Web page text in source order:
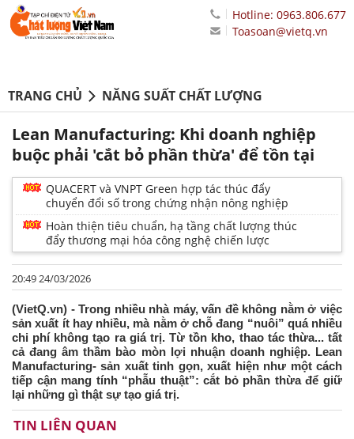
Hotline: 0963.806.677
Toasoan@vietq.vn
TRANG CHỦ NĂNG SUẤT CHẤT LƯỢNG
Lean Manufacturing: Khi doanh nghiệp
buộc phải 'cắt bỏ phần thừa' để tồn tại
QUACERT và VNPT Green hợp tác thúc đẩy
chuyển đổi số trong chứng nhận nông nghiệp
Hoàn thiện tiêu chuẩn, hạ tầng chất lượng thúc
đẩy thương mại hóa công nghệ chiến lược
20:49 24/03/2026
(VietQ.vn) - Trong nhiều nhà máy, vấn đề không nằm ở việc
sản xuất ít hay nhiều, mà nằm ở chỗ đang “nuôi” quá nhiều
chi phí không tạo ra giá trị. Từ tồn kho, thao tác thừa... tất
cả đang âm thầm bào mòn lợi nhuận doanh nghiệp. Lean
Manufacturing- sản xuất tinh gọn, xuất hiện như một cách
tiếp cận mang tính “phẫu thuật”: cắt bỏ phần thừa để giữ
lại những gì thật sự tạo giá trị.
TIN LIÊN QUAN